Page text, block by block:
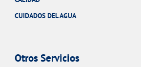
CUIDADOS DEL AGUA
Otros Servicios